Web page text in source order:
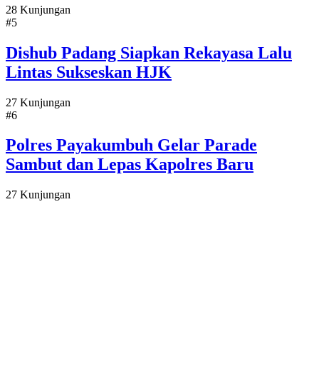
28 Kunjungan
#5
Dishub Padang Siapkan Rekayasa Lalu
Lintas Sukseskan HJK
27 Kunjungan
#6
Polres Payakumbuh Gelar Parade
Sambut dan Lepas Kapolres Baru
27 Kunjungan